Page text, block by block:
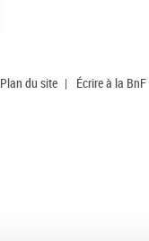
Plan du site | Écrire à la BnF